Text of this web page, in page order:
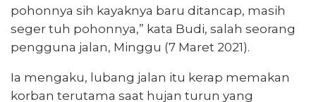
pohonnya sih kayaknya baru ditancap, masih
seger tuh pohonnya,” kata Budi, salah seorang
pengguna jalan, Minggu (7 Maret 2021).
Ia mengaku, lubang jalan itu kerap memakan
korban terutama saat hujan turun yang